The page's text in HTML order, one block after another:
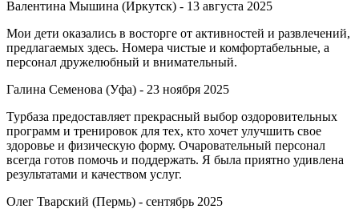
Валентина Мышина (Иркутск) - 13 августа 2025
Мои дети оказались в восторге от активностей и развлечений,
предлагаемых здесь. Номера чистые и комфортабельные, а
персонал дружелюбный и внимательный.
Галина Семенова (Уфа) - 23 ноября 2025
Турбаза предоставляет прекрасный выбор оздоровительных
программ и тренировок для тех, кто хочет улучшить свое
здоровье и физическую форму. Очаровательный персонал
всегда готов помочь и поддержать. Я была приятно удивлена
результатами и качеством услуг.
Олег Тварский (Пермь) - сентябрь 2025